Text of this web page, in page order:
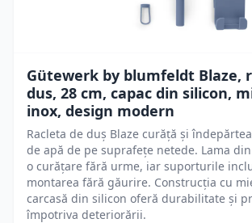
Gütewerk by blumfeldt Blaze,
dus, 28 cm, capac din silicon,
inox, design modern
Racleta de duș Blaze curăță și
de apă de pe suprafețe netede. Lama
o curățare fără urme, iar suporturile
montarea fără găurire. Construcția cu
carcasă din silicon oferă durabilitate și
împotriva deteriorării.